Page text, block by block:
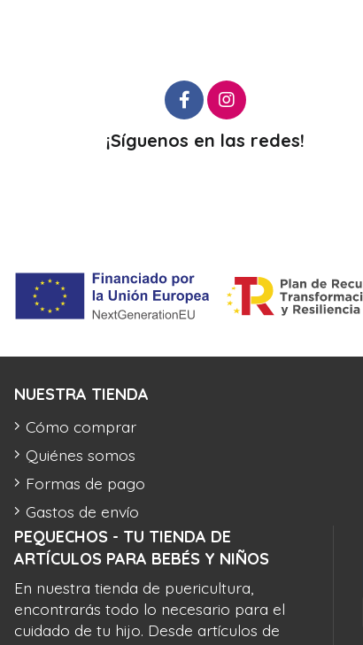
¡Síguenos en las redes!
PEQUECHOS - TU TIENDA DE
ARTÍCULOS PARA BEBÉS Y NIÑOS
En nuestra tienda de puericultura,
encontrarás todo lo necesario para el
cuidado de tu hijo. Desde artículos de
NUESTRA TIENDA
Cómo comprar
Quiénes somos
Formas de pago
Gastos de envío